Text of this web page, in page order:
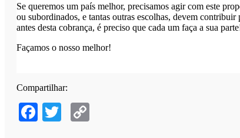
Se queremos um país melhor, precisamos agir com este
ou subordinados, e tantas outras escolhas, devem
antes desta cobrança, é preciso que cada um faça a sua
Façamos o nosso melhor!
Compartilhar:
Facebook
Twitter